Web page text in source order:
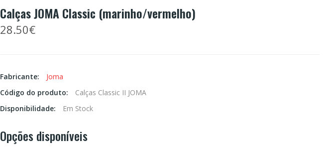
Calças JOMA Classic (marinho/vermelho)
28.50€
Fabricante:
Joma
Código do produto:
Calças Classic II JOMA
Disponibilidade:
Em Stock
Opções disponíveis